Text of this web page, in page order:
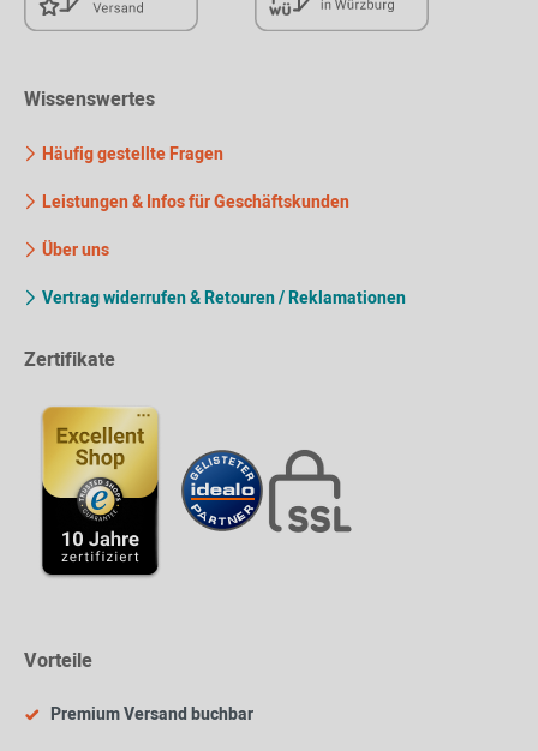
Wissenswertes
Häufig gestellte Fragen
Leistungen & Infos für Geschäftskunden
Über uns
Vertrag widerrufen & Retouren / Reklamationen
Zertifikate
Vorteile
Premium Versand buchbar